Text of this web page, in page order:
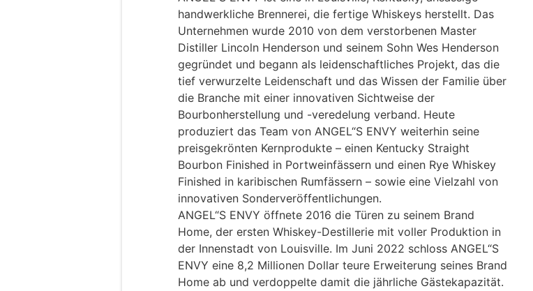
handwerkliche Brennerei, die fertige Whiskeys herstellt. Das
Unternehmen wurde 2010 von dem verstorbenen Master
Distiller Lincoln Henderson und seinem Sohn Wes Henderson
gegründet und begann als leidenschaftliches Projekt, das die
tief verwurzelte Leidenschaft und das Wissen der Familie über
die Branche mit einer innovativen Sichtweise der
Bourbonherstellung und -veredelung verband. Heute
produziert das Team von ANGEL“S ENVY weiterhin seine
preisgekrönten Kernprodukte – einen Kentucky Straight
Bourbon Finished in Portweinfässern und einen Rye Whiskey
Finished in karibischen Rumfässern – sowie eine Vielzahl von
innovativen Sonderveröffentlichungen.
ANGEL“S ENVY öffnete 2016 die Türen zu seinem Brand
Home, der ersten Whiskey-Destillerie mit voller Produktion in
der Innenstadt von Louisville. Im Juni 2022 schloss ANGEL“S
ENVY eine 8,2 Millionen Dollar teure Erweiterung seines Brand
Home ab und verdoppelte damit die jährliche Gästekapazität.